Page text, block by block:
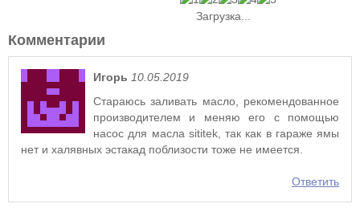
Загрузка...
Комментарии
Игорь 10.05.2019
Стараюсь заливать масло, рекомендованное
производителем и меняю его с помощью
насос для масла sititek, так как в гараже ямы
нет и халявных эстакад поблизости тоже не имеется.
Ответить